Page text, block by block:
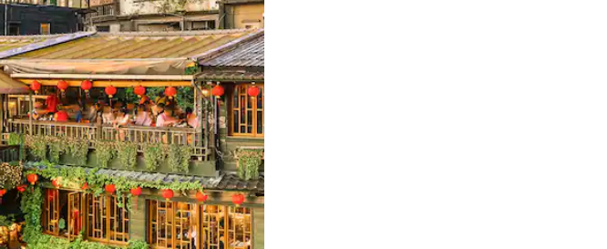
genom att trycka eller svepa.